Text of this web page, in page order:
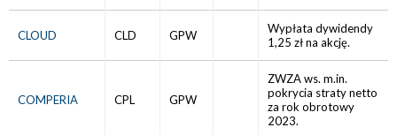
CLOUD CLD GPW
Wypłata dywidendy
1,25 zł na akcję.
COMPERIA CPL GPW
ZWZA ws. m.in.
pokrycia straty netto
za rok obrotowy
2023.